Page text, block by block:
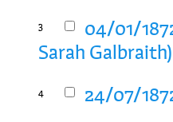
3
04/01/
Sarah
4 24/07/